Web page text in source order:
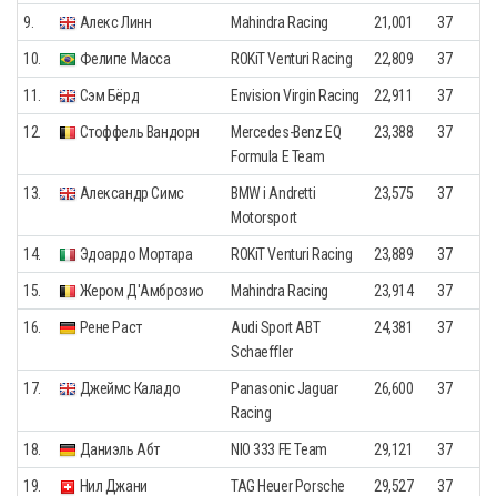
9. Алекс Линн Mahindra Racing 21,001 37
10. Фелипе Масса ROKiT Venturi Racing 22,809 37
11. Сэм Бёрд Envision Virgin Racing 22,911 37
12. Стоффель Вандорн
Mercedes-Benz EQ
Formula E Team
23,388 37
13. Александр Симс
BMW i Andretti
Motorsport
23,575 37
14. Эдоардо Мортара ROKiT Venturi Racing 23,889 37
15. Жером Д'Амброзио Mahindra Racing 23,914 37
16. Рене Раст
Audi Sport ABT
Schaeffler
24,381 37
17. Джеймс Каладо
Panasonic Jaguar
Racing
26,600 37
18. Даниэль Абт NIO 333 FE Team 29,121 37
19. Нил Джани
TAG Heuer Porsche
29,527 37